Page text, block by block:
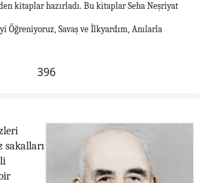
kitaplar hazırladı. Bu kitaplar Seha Neşriyat
Öğreniyoruz, Savaş ve İlkyardım, Anılarla
396
sakalları